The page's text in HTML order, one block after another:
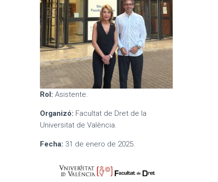
Rol:Asistente.
Organizó: Facultat de Dret de la
Universitat de València.
Fecha: 31 de enero de 2025.